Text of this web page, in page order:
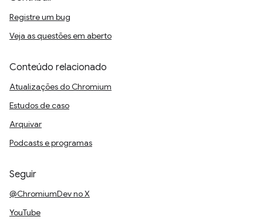
Registre um bug
Veja as questões em aberto
Conteúdo relacionado
Atualizações do Chromium
Estudos de caso
Arquivar
Podcasts e programas
Seguir
@ChromiumDev no X
YouTube